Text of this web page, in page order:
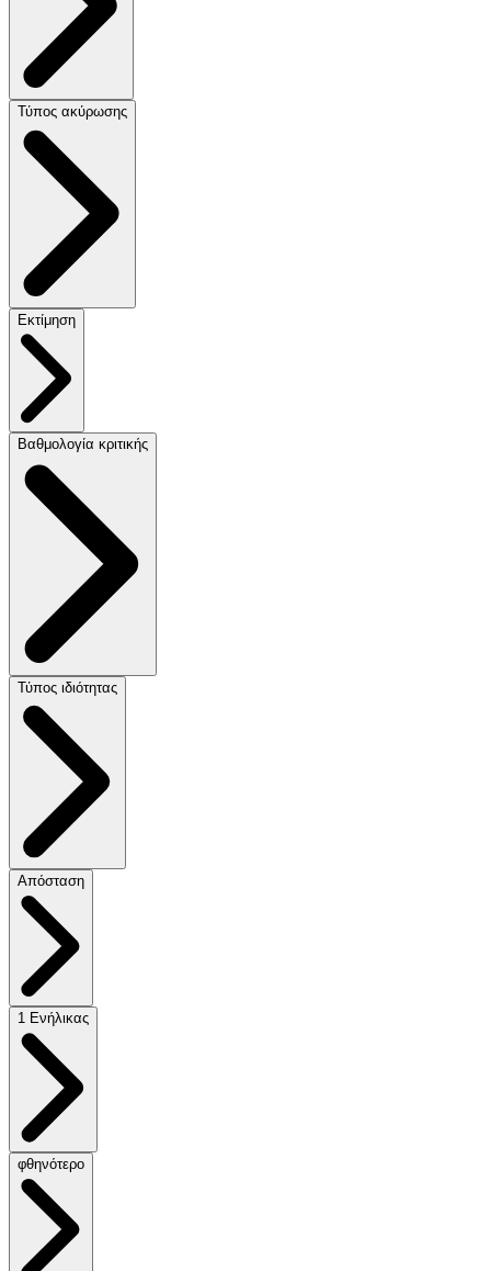
Τύπος ακύρωσης
Εκτίμηση
Βαθμολογία κριτικής
Τύπος ιδιότητας
Απόσταση
1 Ενήλικας
φθηνότερο